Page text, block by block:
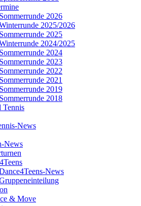
Sommerrunde 2026
2025/2026
Sommerrunde 2025
2024/2025
Sommerrunde 2024
Sommerrunde 2023
Sommerrunde 2022
Sommerrunde 2021
Sommerrunde 2019
Sommerrunde 2018
Tennis
News
News
News
& Move